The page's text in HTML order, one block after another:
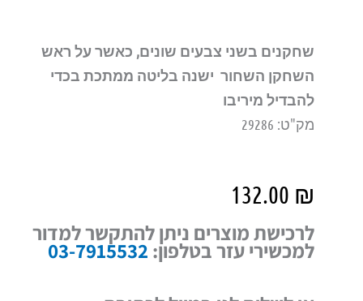
שחקנים בשני צבעים שונים, כאשר על ראש
השחקן השחור ישנה בליטה ממתכת בכדי
להבדיל מיריבו
מק"ט: 29286
132.00 ₪
לרכישת מוצרים ניתן להתקשר למדור
למכשירי עזר בטלפון: 03-7915532